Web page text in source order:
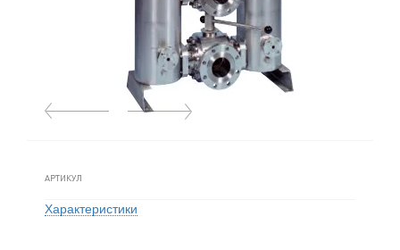
АРТИКУЛ
Характеристики